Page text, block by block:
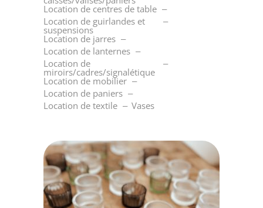
Location de centres de table
Location de guirlandes et
suspensions
Location de jarres
Location de lanternes
Location de
miroirs/cadres/signalétique
Location de mobilier
Location de paniers
Location de textile
Vases